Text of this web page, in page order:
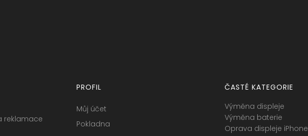
reklamace
PROFIL
Můj účet
Pokladna
ČASTÉ KATEGORIE
Výměna displeje
Výměna baterie
Oprava displeje iPhone